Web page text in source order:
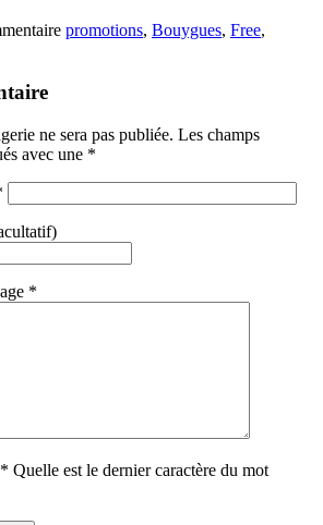
promotions, Bouygues, Free,
ne sera pas publiée. Les champs
avec une *
*
* Quelle est le derniercaractère du mot